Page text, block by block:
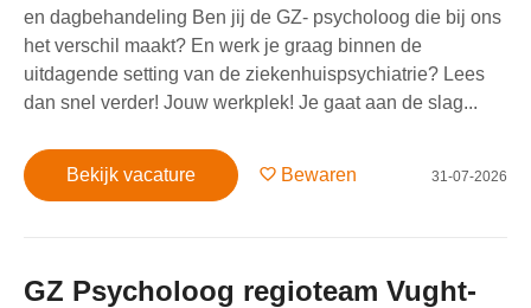
en dagbehandeling Ben jij de GZ- psycholoog die bij ons
het verschil maakt? En werk je graag binnen de
uitdagende setting van de ziekenhuispsychiatrie? Lees
dan snel verder! Jouw werkplek! Je gaat aan de slag...
Bekijk vacature Bewaren 31-07-2026
GZ Psycholoog regioteam Vught-